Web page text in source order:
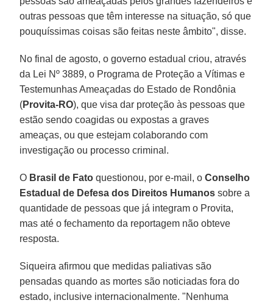
outras pessoas que têm interesse na situação, só que
pouquíssimas coisas são feitas neste âmbito", disse.
No final de agosto, o governo estadual criou, através
da Lei Nº 3889, o Programa de Proteção a Vítimas e
Testemunhas Ameaçadas do Estado de Rondônia
(Provita-RO), que visa dar proteção às pessoas que
estão sendo coagidas ou expostas a graves
ameaças, ou que estejam colaborando com
investigação ou processo criminal.
O Brasil de Fato questionou, por e-mail, o Conselho
Estadual de Defesa dos Direitos Humanos sobre a
quantidade de pessoas que já integram o Provita,
mas até o fechamento da reportagem não obteve
resposta.
Siqueira afirmou que medidas paliativas são
pensadas quando as mortes são noticiadas fora do
estado, inclusive internacionalmente. "Nenhuma